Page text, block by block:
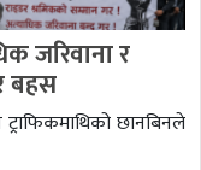
जरिवाना र
बहस
ट्राफिकमाथिको छानबिनले